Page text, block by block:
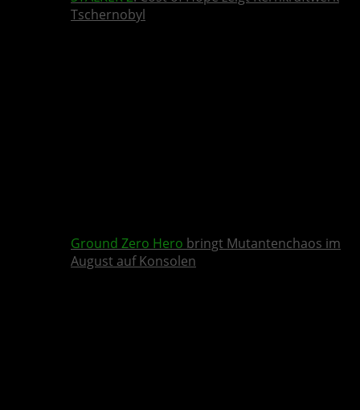
Tschernobyl
Ground Zero Hero bringt Mutantenchaos im
August auf Konsolen